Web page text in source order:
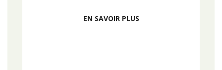
EN SAVOIR PLUS